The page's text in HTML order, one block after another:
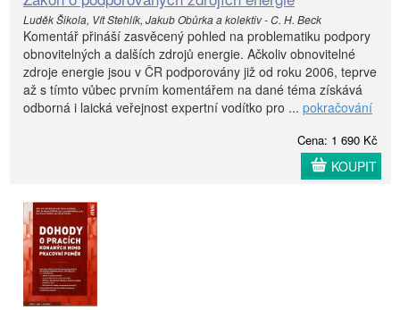
Luděk Šikola, Vít Stehlík, Jakub Obůrka a kolektiv - C. H. Beck
Komentář přináší zasvěcený pohled na problematiku podpory
obnovitelných a dalších zdrojů energie. Ačkoliv obnovitelné
zdroje energie jsou v ČR podporovány již od roku 2006, teprve
až s tímto vůbec prvním komentářem na dané téma získává
odborná i laická veřejnost expertní vodítko pro ... pokračování
Cena: 1 690 Kč
KOUPIT